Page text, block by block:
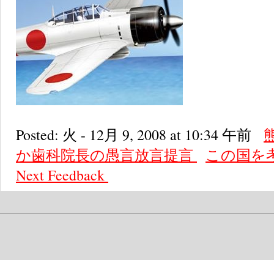
Posted: 火 - 12月 9, 2008 at 10:34 午前
か歯科院長の愚言放言提言
この国を
NextFeedback